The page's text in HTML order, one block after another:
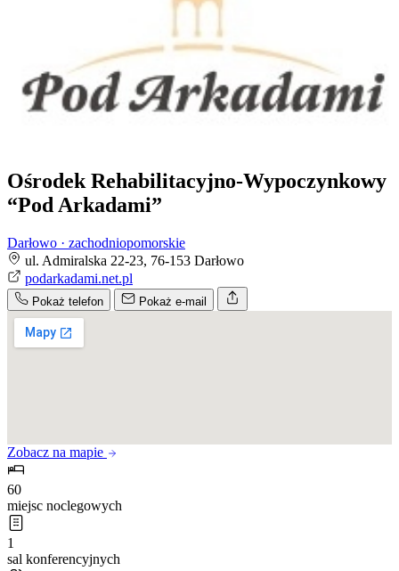
Ośrodek Rehabilitacyjno-Wypoczynkowy
“Pod Arkadami”
Darłowo · zachodniopomorskie
ul. Admiralska 22-23, 76-153 Darłowo
podarkadami.net.pl
Pokaż telefon Pokaż e-mail
Zobacz na mapie
60
miejsc noclegowych
1
sal konferencyjnych